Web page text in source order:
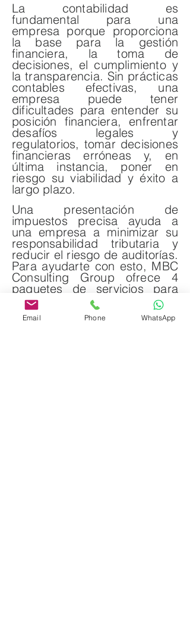
La contabilidad es
fundamental para una
empresa porque proporciona
la base para la gestión
financiera, la toma de
decisiones, el cumplimiento y
la transparencia. Sin prácticas
contables efectivas, una
empresa puede tener
dificultades para entender su
posición financiera, enfrentar
desafíos legales y
regulatorios, tomar decisiones
financieras erróneas y, en
última instancia, poner en
riesgo su viabilidad y éxito a
largo plazo.
Una presentación de
impuestos precisa ayuda a
una empresa a minimizar su
responsabilidad tributaria y
reducir el riesgo de auditorías.
Para ayudarte con esto, MBC
Consulting Group ofrece 4
paquetes de servicios para
satisfacer todas tus
necesidades:
Email Phone WhatsApp